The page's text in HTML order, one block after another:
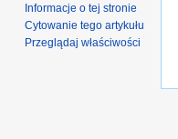
Informacje o tej stronie
Cytowanie tego artykułu
Przeglądaj właściwości